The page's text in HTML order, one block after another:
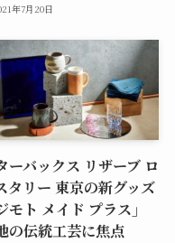
年7月20日
ーバックス リザーブ ロ
タリー 東京の新グッズ
モト メイド プラス」
の伝統工芸に焦点